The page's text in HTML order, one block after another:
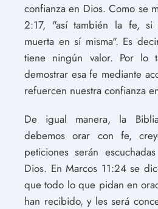
confianza en Dios. Como se
2:17, "así también la fe,
muerta en sí misma". Es
tiene ningún valor. Por lo
demostrar esa fe mediante
refuercen nuestra confianza
De igual manera, la
debemos orar con fe,
peticiones serán
Dios. En Marcos 11:24 se
que todo lo que pidan en
han recibido, y les será